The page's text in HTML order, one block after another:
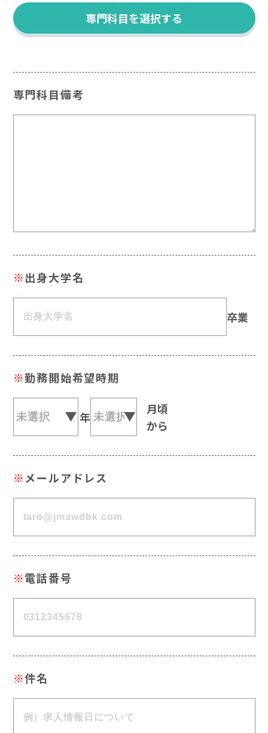
専門科目を選択する
専門科目備考
※出身大学名
卒業
※勤務開始希望時期
年
月頃
から
※メールアドレス
※電話番号
※件名